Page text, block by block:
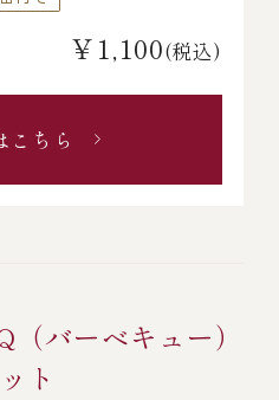
￥1,100(税込)
こちら
バーベキュー）
ト